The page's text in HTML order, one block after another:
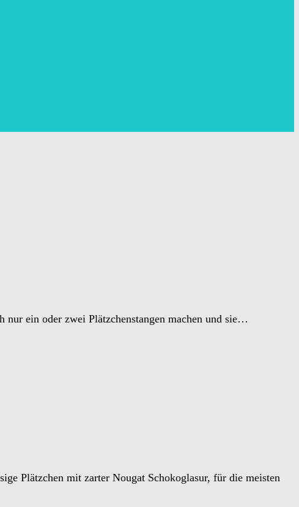
nur ein oder zwei Plätzchenstangen machen und sie…
Plätzchen mit zarter Nougat Schokoglasur, für die meisten